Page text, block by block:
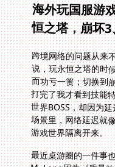
海外玩国服游
恒之塔，崩坏
跨境网络的问题从来
说，玩永恒之塔的时
而功亏一篑；切换到
打完了我才看到技能
世界BOSS，却因为
场景里，网络延迟就
游戏世界隔离开来。
最近桌游圈的一件事
M. Lang因为《质量效
词被差评，怒喷玩家
招聘都遵从相关原则
要的都是纯粹的体验
恒之塔的时候，我不
也不想因为加速器不